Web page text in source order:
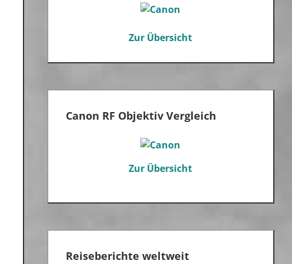
Zur Übersicht
Canon RF Objektiv Vergleich
Zur Übersicht
Reiseberichte weltweit